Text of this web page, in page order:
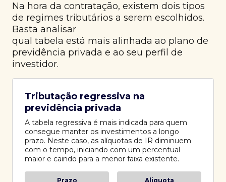
Na hora da contratação, existem dois tipos
de regimes tributários a serem escolhidos.
Basta analisar
qual tabela está mais alinhada ao plano de
previdência privada e ao seu perfil de
investidor.
Tributação regressiva na
previdência privada
A tabela regressiva é mais indicada para quem
consegue manter os investimentos a longo
prazo. Neste caso, as alíquotas de IR diminuem
com o tempo, iniciando com um percentual
maior e caindo para a menor faixa existente.
Prazo
Aliquota